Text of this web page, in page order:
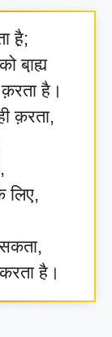
है़;
बा़ह्य
है।
क़रता,
लिए,
है।